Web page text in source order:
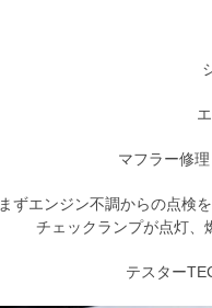
マフラー修
まずエンジン不調からの点検
チェックランプが点灯、
テスター